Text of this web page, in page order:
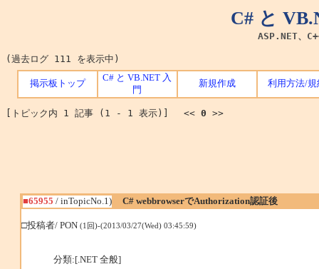
C# と
ASP.NET、
(過去ログ 111 を表示中)
掲示板トップ
C# と VB.NET 入
門
新規作成 利用方法/規
[トピック内 1 記事 (1 - 1 表示)] << 0 >>
■65955 / inTopicNo.1) C# webbrowserでAuthorization認証後
□投稿者/ PON (1回)-(2013/03/27(Wed) 03:45:59)
分類:[.NET 全般]